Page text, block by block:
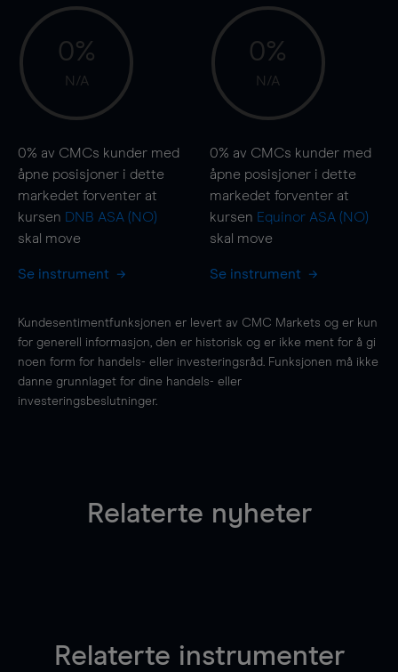
0%
N/A
0% av CMCs kunder med
åpne posisjoner i dette
markedet forventer at
kursen DNB ASA (NO)
skal move
Se instrument
0%
N/A
0% av CMCs kunder med
åpne posisjoner i dette
markedet forventer at
kursen Equinor ASA (NO)
skal move
Se instrument
Kundesentimentfunksjonen er levert av CMC Markets og er kun
for generell informasjon, den er historisk og er ikke ment for å gi
noen form for handels- eller investeringsråd. Funksjonen må ikke
danne grunnlaget for dine handels- eller
investeringsbeslutninger.
Relaterte nyheter
Relaterte instrumenter